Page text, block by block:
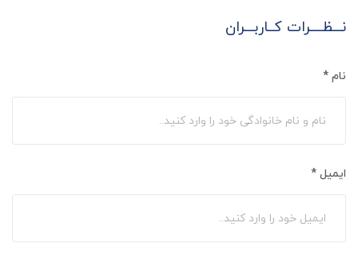
نـــظــــرات کــاربـــران
نام *
ایمیل *